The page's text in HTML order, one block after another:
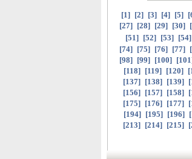
[1] [2] [3] [4] [5] [
[27] [28] [29] [30] [
[51] [52] [53] [54]
[74] [75] [76] [77] [
[98] [99] [100] [101
[118] [119] [120] [
[137] [138] [139] [
[156] [157] [158] [
[175] [176] [177] [
[194] [195] [196] [
[213] [214] [215] [